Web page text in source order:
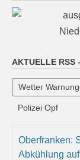
AKTUELLE RSS
Wetter
Polizei Opf
Oberfranken:
Abkühlung